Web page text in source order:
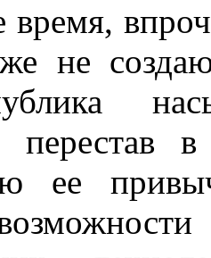
время,
не
перестав
ее